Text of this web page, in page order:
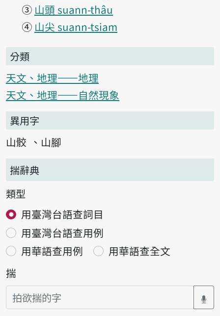
③ 山頭 suann-thâu
④ 山尖 suann-tsiam
分類
天文、地理——地理
天文、地理——自然現象
異用字
山骹
山腳
揣辭典
類型
用臺灣台語查詞目
用臺灣台語查用例
用華語查用例
用華語查全文
揣